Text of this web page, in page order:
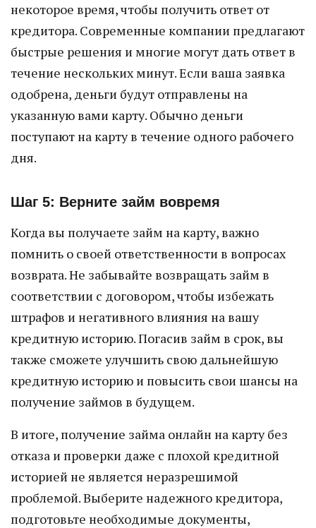
некоторое время, чтобы получить ответ от
кредитора. Современные компании предлагают
быстрые решения и многие могут дать ответ в
течение нескольких минут. Если ваша заявка
одобрена, деньги будут отправлены на
указанную вами карту. Обычно деньги
поступают на карту в течение одного рабочего
дня.
Шаг 5: Верните займ вовремя
Когда вы получаете займ на карту, важно
помнить о своей ответственности в вопросах
возврата. Не забывайте возвращать займ в
соответствии с договором, чтобы избежать
штрафов и негативного влияния на вашу
кредитную историю. Погасив займ в срок, вы
также сможете улучшить свою дальнейшую
кредитную историю и повысить свои шансы на
получение займов в будущем.
В итоге, получение займа онлайн на карту без
отказа и проверки даже с плохой кредитной
историей не является неразрешимой
проблемой. Выберите надежного кредитора,
подготовьте необходимые документы,